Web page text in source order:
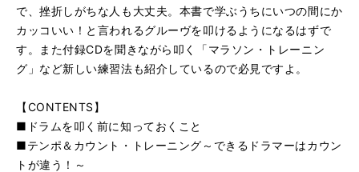
で、挫折しがちな人も大丈夫。本書で学ぶうちにいつの間にか
カッコいい！と言われるグルーヴを叩けるようになるはずで
す。また付録CDを聞きながら叩く「マラソン・トレーニン
グ」など新しい練習法も紹介しているので必見ですよ。
【CONTENTS】
■ドラムを叩く前に知っておくこと
■テンポ＆カウント・トレーニング～できるドラマーはカウン
トが違う！～